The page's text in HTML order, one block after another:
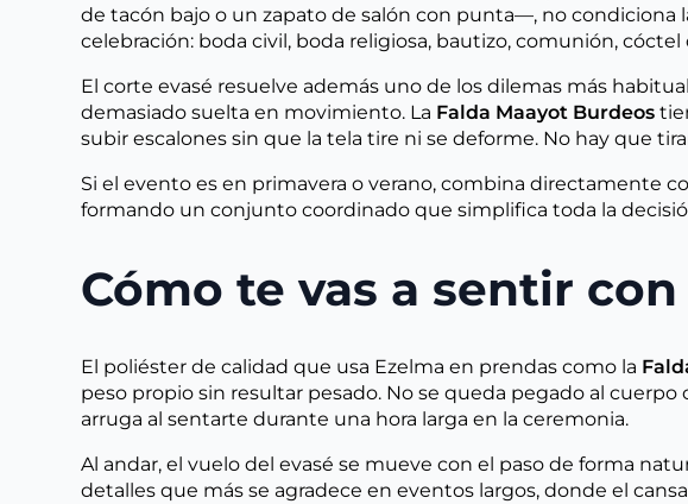
de tacón bajo o un zapato de salón con punta—, no
celebración: boda civil, boda religiosa, bautizo, comunión,
El corte evasé resuelve además uno de los dilemas más
demasiado suelta en movimiento. La Falda Maayot Burdeos
subir escalones sin que la tela tire ni se deforme. No hay que
Si el evento es en primavera o verano, combina directamente
formando un conjunto coordinado que simplifica toda la
Cómo te vas a sentir
El poliéster de calidad que usa Ezelma en prendas como la
peso propio sin resultar pesado. No se queda pegado al
arruga al sentarte durante una hora larga en la ceremonia.
Al andar, el vuelo del evasé se mueve con el paso de forma
detalles que más se agradece en eventos largos, donde el